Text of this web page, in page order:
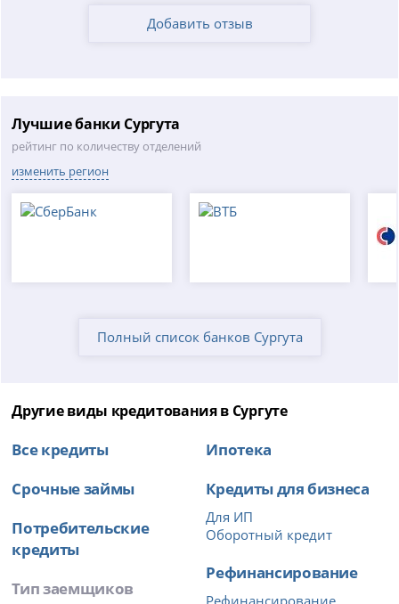
Добавить отзыв
Лучшие банки Сургута
рейтинг по количеству отделений
изменить регион
Полный список банков Сургута
Другие виды кредитования в Сургуте
Все кредиты
Срочные займы
Потребительские
кредиты
Тип заемщиков
Ипотека
Кредиты для бизнеса
Для ИП
Оборотный кредит
Рефинансирование
Рефинансирование